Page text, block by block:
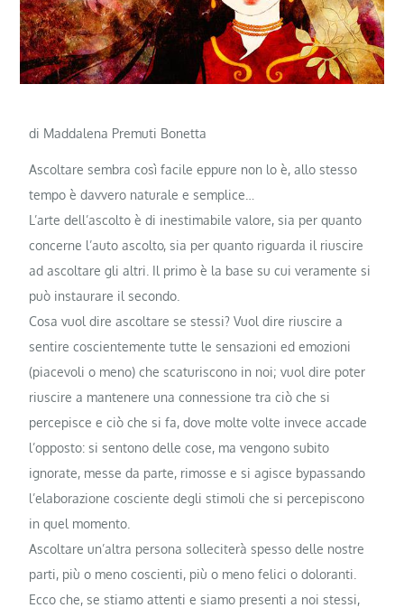
di Maddalena Premuti Bonetta
Ascoltare sembra così facile eppure non lo è, allo stesso
tempo è davvero naturale e semplice…
L’arte dell’ascolto è di inestimabile valore, sia per quanto
concerne l’auto ascolto, sia per quanto riguarda il riuscire
ad ascoltare gli altri. Il primo è la base su cui veramente si
può instaurare il secondo.
Cosa vuol dire ascoltare se stessi? Vuol dire riuscire a
sentire coscientemente tutte le sensazioni ed emozioni
(piacevoli o meno) che scaturiscono in noi; vuol dire poter
riuscire a mantenere una connessione tra ciò che si
percepisce e ciò che si fa, dove molte volte invece accade
l’opposto: si sentono delle cose, ma vengono subito
ignorate, messe da parte, rimosse e si agisce bypassando
l’elaborazione cosciente degli stimoli che si percepiscono
in quel momento.
Ascoltare un’altra persona solleciterà spesso delle nostre
parti, più o meno coscienti, più o meno felici o doloranti.
Ecco che, se stiamo attenti e siamo presenti a noi stessi,